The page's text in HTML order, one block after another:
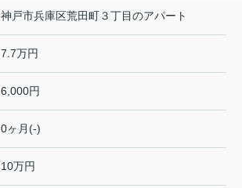
神戸市兵庫区荒田町３丁目のアパート
7.7万円
6,000円
0ヶ月(-)
10万円